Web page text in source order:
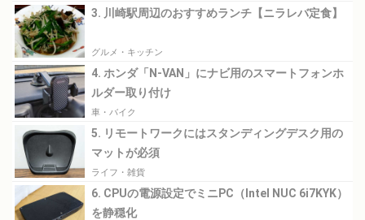
3. 川崎駅周辺のおすすめランチ【ニラレバ定食】
グルメ・キッチン
4. ホンダ「N-VAN」にナビ用のスマートフォンホ
ルダー取り付け
車・バイク
5. リモートワークにはスタンディングデスク用の
マットが必須
ライフ・雑貨
6. CPUの電源設定でミニPC（Intel NUC 6i7KYK）
を静穏化